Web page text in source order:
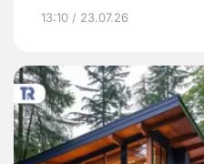
13:10 / 23.07.26